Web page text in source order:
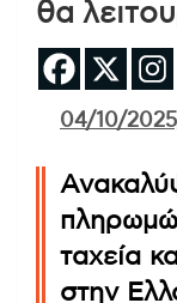
θα
04/10/
ταχεία
στην